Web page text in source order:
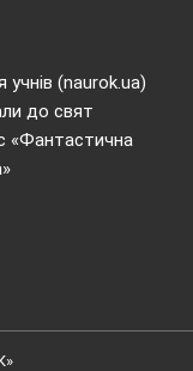
учнів (naurok.ua)
до свят
«Фантастична